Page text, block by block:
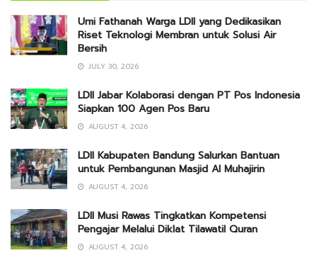
Umi Fathanah Warga LDII yang Dedikasikan
Riset Teknologi Membran untuk Solusi Air
Bersih
JULY 30, 2026
LDII Jabar Kolaborasi dengan PT Pos Indonesia
Siapkan 100 Agen Pos Baru
AUGUST 4, 2026
LDII Kabupaten Bandung Salurkan Bantuan
untuk Pembangunan Masjid Al Muhajirin
AUGUST 4, 2026
LDII Musi Rawas Tingkatkan Kompetensi
Pengajar Melalui Diklat Tilawatil Quran
AUGUST 4, 2026